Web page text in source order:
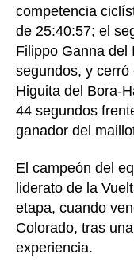
competencia
de 25:40:57; el
Filippo Ganna del
segundos, y cerró
Higuita del Bora-
44 segundos
ganador del
El campeón del
liderato de la
etapa, cuando
Colorado, tras
experiencia.